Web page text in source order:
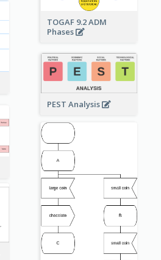
TOGAF 9.2 ADM
Phases
PEST Analysis